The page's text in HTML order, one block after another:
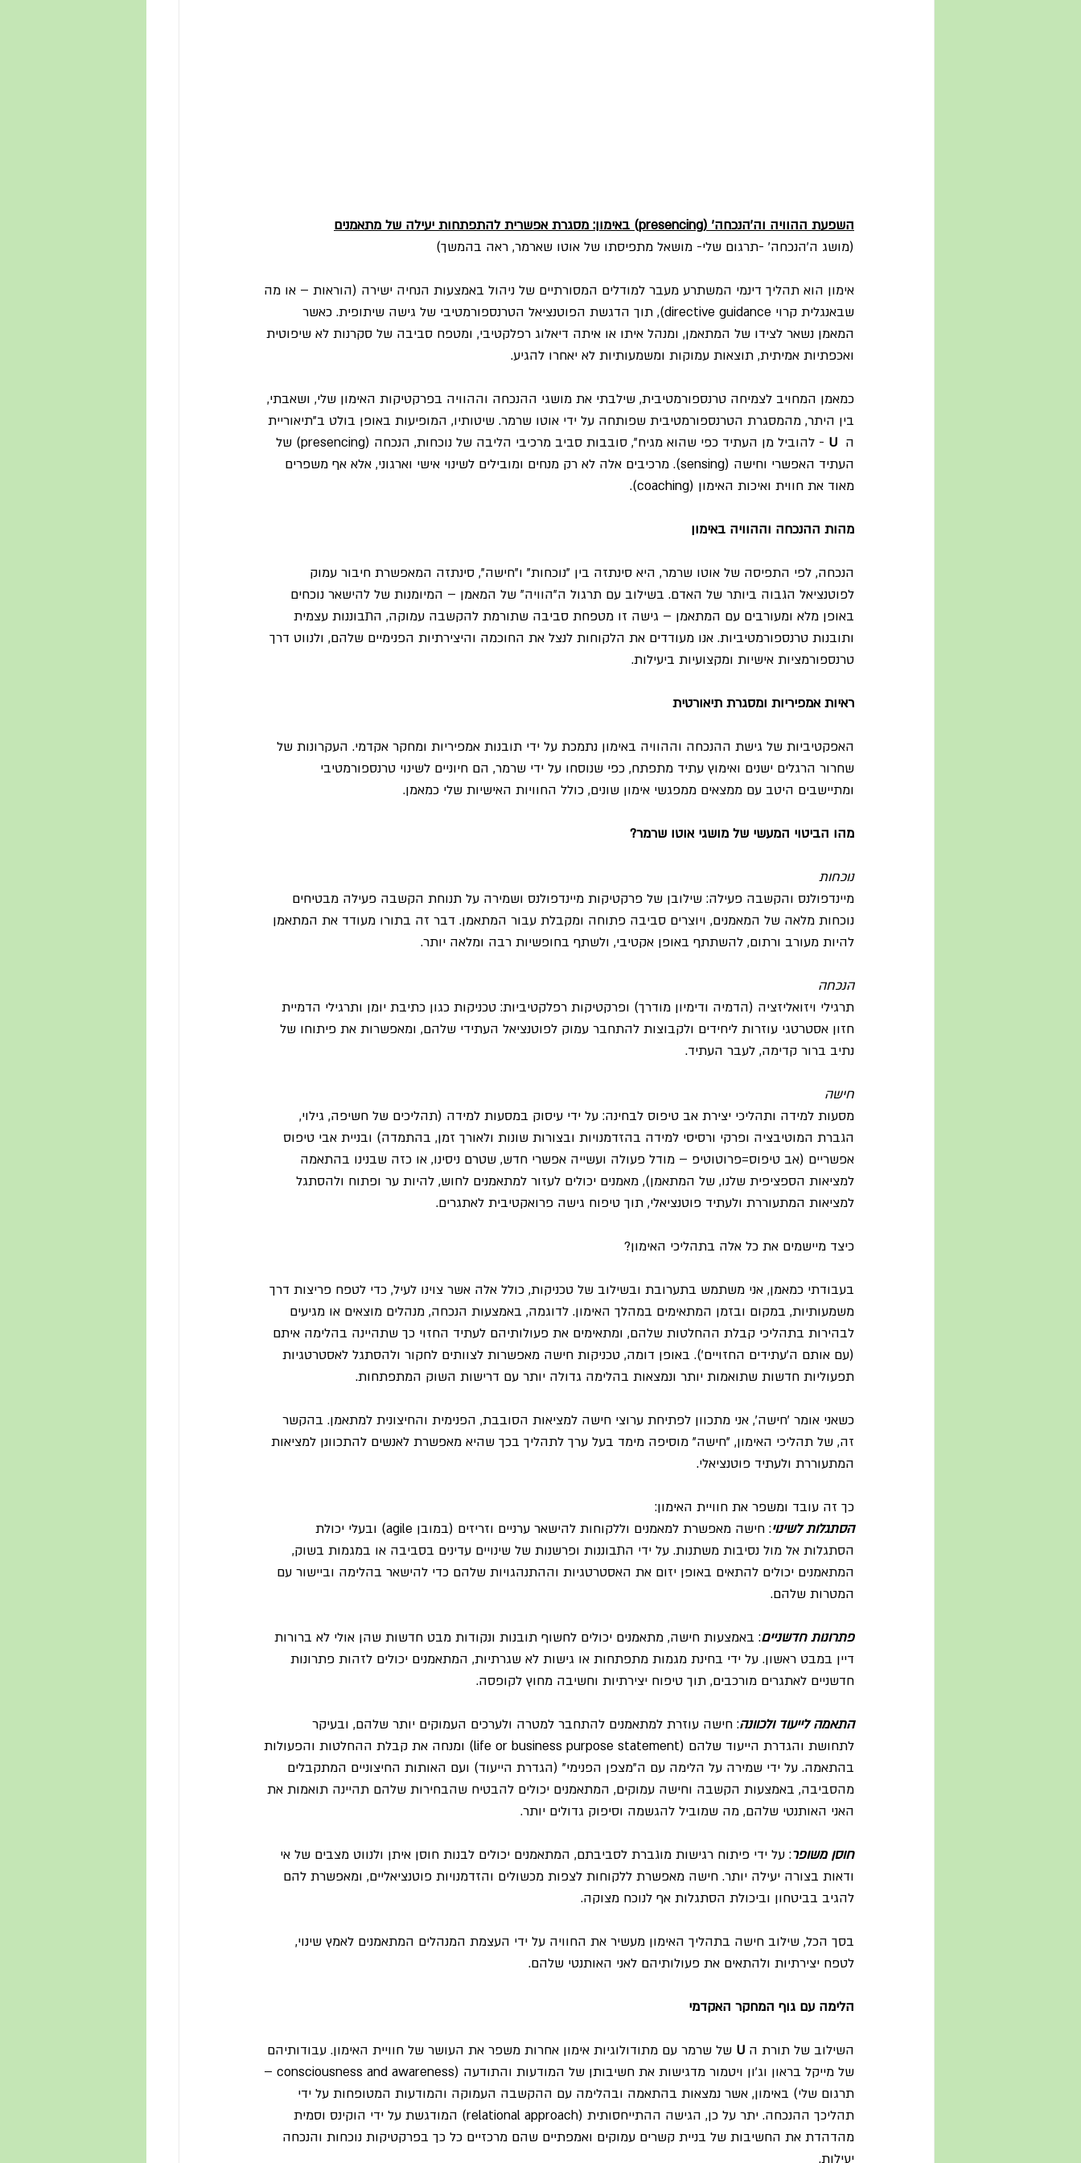
השפעת ההוויה וה'הנכחה' (presencing) באימון: מסגרת אפשרית להתפתחות יעילה של מתאמנים
(מושג ה'הנכחה' -תרגום שלי- מושאל מתפיסתו של אוטו שארמר, ראה בהמשך)
אימון הוא תהליך דינמי המשתרע מעבר למודלים המסורתיים של ניהול באמצעות הנחיה ישירה (הוראות – או מה
שבאנגלית קרוי directive guidance), תוך הדגשת הפוטנציאל הטרנספורמטיבי של גישה שיתופית. כאשר
המאמן נשאר לצידו של המתאמן, ומנהל איתו או איתה דיאלוג רפלקטיבי, ומטפח סביבה של סקרנות לא שיפוטית
ואכפתיות אמיתית, תוצאות עמוקות ומשמעותיות לא יאחרו להגיע.
כמאמן המחויב לצמיחה טרנספורמטיבית, שילבתי את מושגי ההנכחה וההוויה בפרקטיקות האימון שלי, ושאבתי,
בין היתר, מהמסגרת הטרנספורמטיבית שפותחה על ידי אוטו שרמר. שיטותיו, המופיעות באופן בולט ב"תיאוריית
ה U
- להוביל מן העתיד כפי שהוא מגיח", סובבות סביב מרכיבי הליבה של נוכחות, הנכחה (presencing) של
העתיד האפשרי וחישה (sensing). מרכיבים אלה לא רק מנחים ומובילים לשינוי אישי וארגוני, אלא אף משפרים
מאוד את חווית ואיכות האימון (coaching).
מהות ההנכחה וההוויה באימון
הנכחה, לפי התפיסה של אוטו שרמר, היא סינתזה בין "נוכחות" ו"חישה", סינתזה המאפשרת חיבור עמוק
לפוטנציאל הגבוה ביותר של האדם. בשילוב עם תרגול ה"הוויה" של המאמן – המיומנות של להישאר נוכחים
באופן מלא ומעורבים עם המתאמן – גישה זו מטפחת סביבה שתורמת להקשבה עמוקה, התבוננות עצמית
ותובנות טרנספורמטיביות. אנו מעודדים את הלקוחות לנצל את החוכמה והיצירתיות הפנימיים שלהם, ולנווט דרך
טרנספורמציות אישיות ומקצועיות ביעילות.
ראיות אמפיריות ומסגרת תיאורטית
האפקטיביות של גישת ההנכחה וההוויה באימון נתמכת על ידי תובנות אמפיריות ומחקר אקדמי. העקרונות של
שחרור הרגלים ישנים ואימוץ עתיד מתפתח, כפי שנוסחו על ידי שרמר, הם חיוניים לשינוי טרנספורמטיבי
ומתיישבים היטב עם ממצאים ממפגשי אימון שונים, כולל החוויות האישיות שלי כמאמן.
מהו הביטוי המעשי של מושגי אוטו שרמר?
נוכחות
מיינדפולנס והקשבה פעילה: שילובן של פרקטיקות מיינדפולנס ושמירה על תנוחת הקשבה פעילה מבטיחים
נוכחות מלאה של המאמנים, ויוצרים סביבה פתוחה ומקבלת עבור המתאמן. דבר זה בתורו מעודד את המתאמן
להיות מעורב ורתום, להשתתף באופן אקטיבי, ולשתף בחופשיות רבה ומלאה יותר.
הנכחה
תרגילי ויזואליזציה (הדמיה ודימיון מודרך) ופרקטיקות רפלקטיביות: טכניקות כגון כתיבת יומן ותרגילי הדמיית
חזון אסטרטגי עוזרות ליחידים ולקבוצות להתחבר עמוק לפוטנציאל העתידי שלהם, ומאפשרות את פיתוחו של
נתיב ברור קדימה, לעבר העתיד.
חישה
מסעות למידה ותהליכי יצירת אב טיפוס לבחינה: על ידי עיסוק במסעות למידה (תהליכים של חשיפה, גילוי,
הגברת המוטיבציה ופרקי ורסיסי למידה בהזדמנויות ובצורות שונות ולאורך זמן, בהתמדה) ובניית אבי טיפוס
אפשריים (אב טיפוס=פרוטוטיפ – מודל פעולה ועשייה אפשרי חדש, שטרם ניסינו, או כזה שבנינו בהתאמה
למציאות הספציפית שלנו, של המתאמן), מאמנים יכולים לעזור למתאמנים לחוש, להיות ער ופתוח ולהסתגל
למציאות המתעוררת ולעתיד פוטנציאלי, תוך טיפוח גישה פרואקטיבית לאתגרים.
כיצד מיישמים את כל אלה בתהליכי האימון?
בעבודתי כמאמן, אני משתמש בתערובת ובשילוב של טכניקות, כולל אלה אשר צוינו לעיל, כדי לטפח פריצות דרך
משמעותיות, במקום ובזמן המתאימים במהלך האימון. לדוגמה, באמצעות הנכחה, מנהלים מוצאים או מגיעים
לבהירות בתהליכי קבלת ההחלטות שלהם, ומתאימים את פעולותיהם לעתיד החזוי כך שתהיינה בהלימה איתם
(עם אותם ה'עתידים החזויים'). באופן דומה, טכניקות חישה מאפשרות לצוותים לחקור ולהסתגל לאסטרטגיות
תפעוליות חדשות שתואמות יותר ונמצאות בהלימה גדולה יותר עם דרישות השוק המתפתחות.
כשאני אומר 'חישה', אני מתכוון לפתיחת ערוצי חישה למציאות הסובבת, הפנימית והחיצונית למתאמן. בהקשר
זה, של תהליכי האימון, "חישה" מוסיפה מימד בעל ערך לתהליך בכך שהיא מאפשרת לאנשים להתכוונן למציאות
המתעוררת ולעתיד פוטנציאלי.
כך זה עובד ומשפר את חוויית האימון:
הסתגלות לשינוי
: חישה מאפשרת למאמנים וללקוחות להישאר ערניים וזריזים (במובן agile) ובעלי יכולת
הסתגלות אל מול נסיבות משתנות. על ידי התבוננות ופרשנות של שינויים עדינים בסביבה או במגמות בשוק,
המתאמנים יכולים להתאים באופן יזום את האסטרטגיות וההתנהגויות שלהם כדי להישאר בהלימה וביישור עם
המטרות שלהם.
פתרונות חדשניים: באמצעות חישה, מתאמנים יכולים לחשוף תובנות ונקודות מבט חדשות שהן אולי לא ברורות
דיין במבט ראשון. על ידי בחינת מגמות מתפתחות או גישות לא שגרתיות, המתאמנים יכולים לזהות פתרונות
חדשניים לאתגרים מורכבים, תוך טיפוח יצירתיות וחשיבה מחוץ לקופסה.
התאמה לייעוד ולכוונה: חישה עוזרת למתאמנים להתחבר למטרה ולערכים העמוקים יותר שלהם, ובעיקר
לתחושת והגדרת הייעוד שלהם (life or business purpose statement) ומנחה את קבלת ההחלטות והפעולות
בהתאמה. על ידי שמירה על הלימה עם ה"מצפן הפנימי" (הגדרת הייעוד) ועם האותות החיצוניים המתקבלים
מהסביבה, באמצעות הקשבה וחישה עמוקים, המתאמנים יכולים להבטיח שהבחירות שלהם תהיינה תואמות את
האני האותנטי שלהם, מה שמוביל להגשמה וסיפוק גדולים יותר.
חוסן משופר: על ידי פיתוח רגישות מוגברת לסביבתם, המתאמנים יכולים לבנות חוסן איתן ולנווט מצבים של אי
ודאות בצורה יעילה יותר. חישה מאפשרת ללקוחות לצפות מכשולים והזדמנויות פוטנציאליים, ומאפשרת להם
להגיב בביטחון וביכולת הסתגלות אף לנוכח מצוקה.
בסך הכל, שילוב חישה בתהליך האימון מעשיר את החוויה על ידי העצמת המנהלים המתאמנים לאמץ שינוי,
לטפח יצירתיות ולהתאים את פעולותיהם לאני האותנטי שלהם.
הלימה עם גוף המחקר האקדמי
השילוב של תורת ה U של שרמר עם מתודולוגיות אימון אחרות משפר את העושר של חוויית האימון. עבודותיהם
של מייקל בראון וג'ון ויטמור מדגישות את חשיבותן של המודעות והתודעה (consciousness and awareness –
תרגום שלי) באימון, אשר נמצאות בהתאמה ובהלימה עם ההקשבה העמוקה והמודעות המטופחות על ידי
תהליכך ההנכחה. יתר על כן, הגישה ההתייחסותית (relational approach) המודגשת על ידי הוקינס וסמית
מהדהדת את החשיבות של בניית קשרים עמוקים ואמפתיים שהם מרכזיים כל כך בפרקטיקות נוכחות והנכחה
יעילות.